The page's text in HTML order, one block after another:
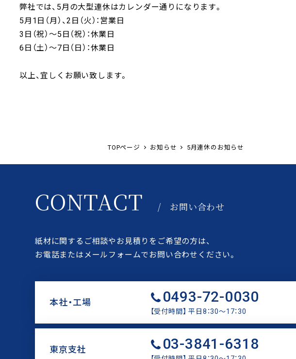
弊社では、5月の大型連休はカレンダー通りになります。
5月1日（月）、2日（火）：営業日
3日（祝）～5日（祝）：休業日
6日（土）～7日（日）：休業日
以上、宜しくお願い致します。
TOPページ お知らせ 5月連休のお知らせ
CONTACT / お問い合わせ
紙材に関するご相談やお見積りをご希望の方は、
お電話またはメールフォームでお問い合わせください。
本社・工場 0493-72-0030
【受付時間】 平日8：30〜17：30
リ
東京支社 03-3841-6318